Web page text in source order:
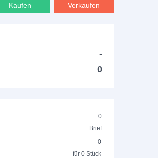
Verkaufen
Kaufen
-
-
0
0
Brief
0
für 0 Stück